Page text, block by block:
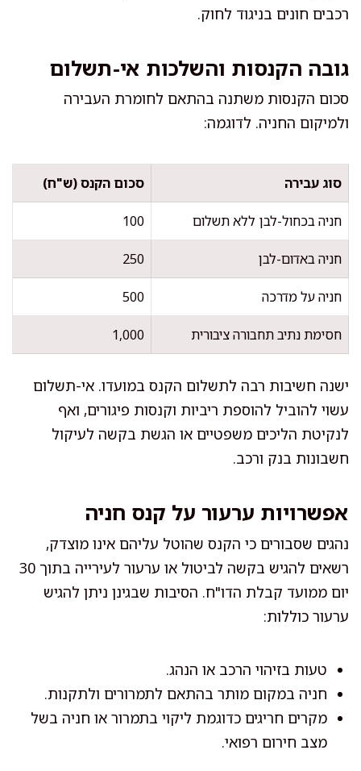
רכבים חונים בניגוד לחוק.
גובה הקנסות והשלכות אי-תשלום
סכום הקנסות משתנה בהתאם לחומרת העבירה
ולמיקום החניה. לדוגמה:
סוג עבירה סכום הקנס (ש"ח)
חניה בכחול-לבן ללא תשלום 100
חניה באדום-לבן 250
חניה על מדרכה 500
חסימת נתיב תחבורה ציבורית 1,000
ישנה חשיבות רבה לתשלום הקנס במועדו. אי-תשלום
עשוי להוביל להוספת ריביות וקנסות פיגורים, ואף
לנקיטת הליכים משפטיים או הגשת בקשה לעיקול
חשבונות בנק ורכב.
אפשרויות ערעור על קנס חניה
נהגים שסבורים כי הקנס שהוטל עליהם אינו מוצדק,
רשאים להגיש בקשה לביטול או ערעור לעירייה בתוך 30
יום ממועד קבלת הדו"ח. הסיבות שבגינן ניתן להגיש
ערעור כוללות:
טעות בזיהוי הרכב או הנהג.
חניה במקום מותר בהתאם לתמרורים ולתקנות.
מקרים חריגים כדוגמת ליקוי בתמרור או חניה בשל
מצב חירום רפואי.